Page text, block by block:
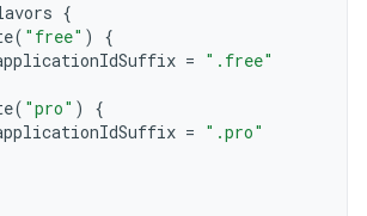
{
( "free" )
{
= ".free"
( "pro" )
{
= ".pro"